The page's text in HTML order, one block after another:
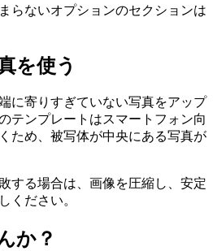
らないオプションのセクションは
を使う
に寄りすぎていない写真をアップ
テンプレートはスマートフォン向
ため、被写体が中央にある写真が
する場合は、画像を圧縮し、安定
ください。
か？